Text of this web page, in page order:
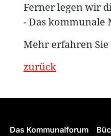
Ferner legen wir
- Das
Mehr erfahren
zurück
Das Kommunalforum